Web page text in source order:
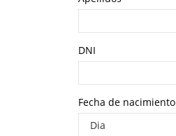
DNI
Fecha de nacimiento